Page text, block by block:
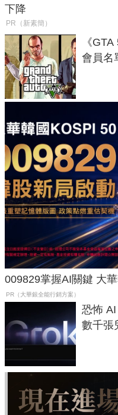
下降
PR（新素簡）
《
會員名
009829掌握AI關鍵 大
PR（大華銀全能行銷方案）
恐怖
數千張